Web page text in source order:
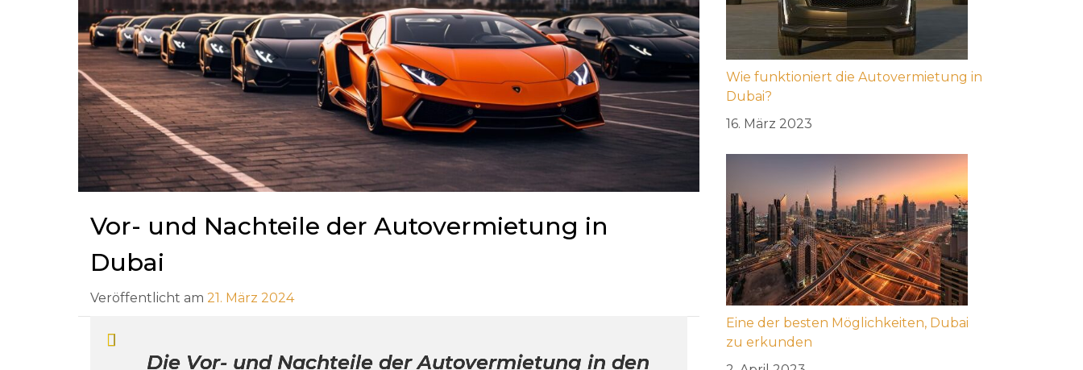
Vor- und Nachteile der Autovermietung in
Dubai
Veröffentlicht am 21. März 2024
Die Vor- und Nachteile der Autovermietung in den
Wie funktioniert die Autovermietung in
Dubai?
16. März 2023
Eine der besten Möglichkeiten, Dubai
zu erkunden